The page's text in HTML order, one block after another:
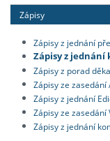
Zápisy
Zápisy z jednání
Zápisy z jednání
Zápisy z porad
Zápisy ze zasedání
Zápisy z jednání
Zápisy ze zasedání
Zápisy z jednání